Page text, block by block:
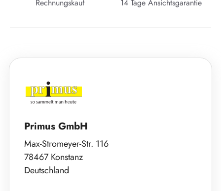
Rechnungskauf 14 Tage Ansichtsgarantie
Primus GmbH
Max-Stromeyer-Str. 116
78467 Konstanz
Deutschland